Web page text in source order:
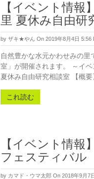
【イベント情報
里 夏休み自由研
by ザキ★やん On 2019年8月4日 5:56
自然豊かな水元かわせみの里
室」が開催されます。 ～イベ
夏休み自由研究相談室 【概要
これ読む
【イベント情報
フェスティバル
by カマド・ウマ太郎 On 2018年9月7